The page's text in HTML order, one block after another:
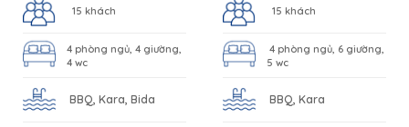
15 khách
4 phòng ngủ, 4 giường,
4 wc
BBQ, Kara, Bida
15 khách
4 phòng ngủ, 6 giường,
5 wc
BBQ, Kara